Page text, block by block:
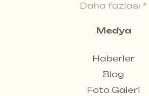
Daha fazlası *
Medya
Haberler
Blog
Foto Galeri